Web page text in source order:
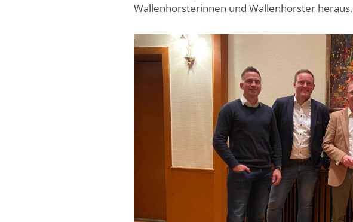
Wallenhorsterinnen und Wallenhorster heraus.